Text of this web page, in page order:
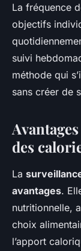
La fréquence
objectifs
suivi
méthode qui
sans créer de
des
La
avantages.
nutritionnelle,
choix
l’apport